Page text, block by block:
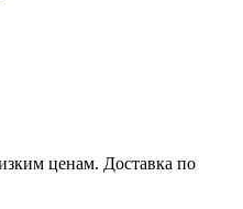
ценам. Доставка по